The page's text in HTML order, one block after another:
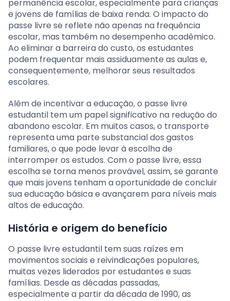
permanência escolar, especialmente para crianças
e jovens de famílias de baixa renda. O impacto do
passe livre se reflete não apenas na frequência
escolar, mas também no desempenho acadêmico.
Ao eliminar a barreira do custo, os estudantes
podem frequentar mais assiduamente as aulas e,
consequentemente, melhorar seus resultados
escolares.
Além de incentivar a educação, o passe livre
estudantil tem um papel significativo na redução do
abandono escolar. Em muitos casos, o transporte
representa uma parte substancial dos gastos
familiares, o que pode levar à escolha de
interromper os estudos. Com o passe livre, essa
escolha se torna menos provável, assim, se garante
que mais jovens tenham a oportunidade de concluir
sua educação básica e avançarem para níveis mais
altos de educação.
História e origem do benefício
O passe livre estudantil tem suas raízes em
movimentos sociais e reivindicações populares,
muitas vezes liderados por estudantes e suas
famílias. Desde as décadas passadas,
especialmente a partir da década de 1990, as